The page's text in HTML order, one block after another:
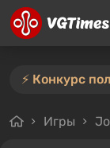
Игры